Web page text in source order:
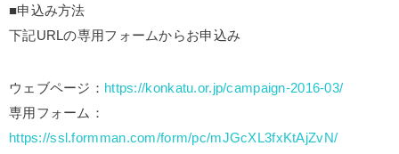
■申込み方法
下記URLの専用フォームからお申込み
ウェブページ： https://konkatu.or.jp/campaign-2016-03/
専用フォーム：
https://ssl.formman.com/form/pc/mJGcXL3fxKtAjZvN/